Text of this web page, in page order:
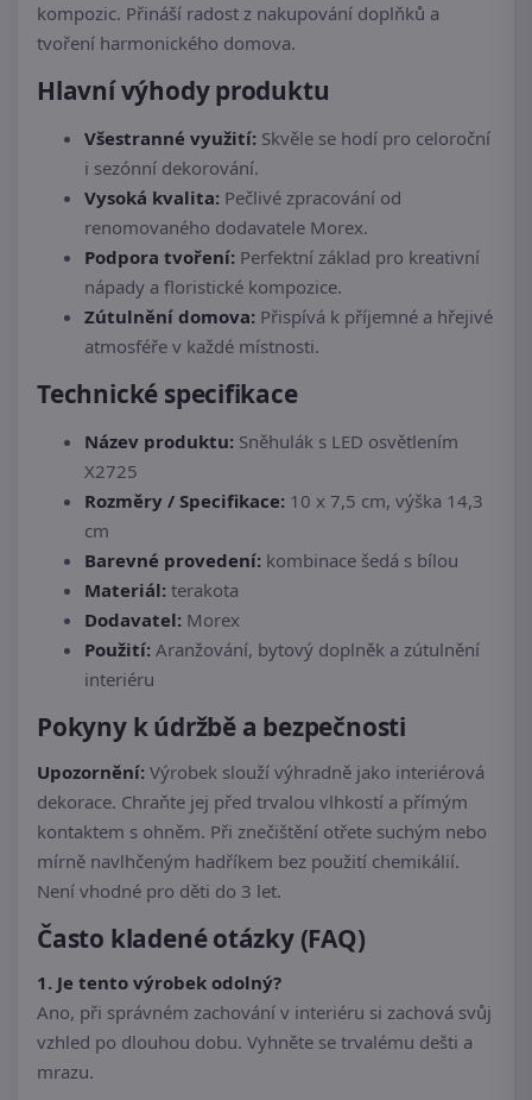
kompozic. Přináší radost z nakupování doplňků a
tvoření harmonického domova.
Hlavní výhody produktu
Všestranné využití: Skvěle se hodí pro celoroční
i sezónní dekorování.
Vysoká kvalita: Pečlivé zpracování od
renomovaného dodavatele Morex.
Podpora tvoření: Perfektní základ pro kreativní
nápady a floristické kompozice.
Zútulnění domova: Přispívá k příjemné a hřejivé
atmosféře v každé místnosti.
Technické specifikace
Název produktu: Sněhulák s LED osvětlením
X2725
Rozměry / Specifikace: 10 x 7,5 cm, výška 14,3
cm
Barevné provedení: kombinace šedá s bílou
Materiál: terakota
Dodavatel: Morex
Použití: Aranžování, bytový doplněk a zútulnění
interiéru
Pokyny k údržbě a bezpečnosti
Upozornění: Výrobek slouží výhradně jako interiérová
dekorace. Chraňte jej před trvalou vlhkostí a přímým
kontaktem s ohněm. Při znečištění otřete suchým nebo
mírně navlhčeným hadříkem bez použití chemikálií.
Není vhodné pro děti do 3 let.
Často kladené otázky (FAQ)
1. Je tento výrobek odolný?
Ano, při správném zachování v interiéru si zachová svůj
vzhled po dlouhou dobu. Vyhněte se trvalému dešti a
mrazu.